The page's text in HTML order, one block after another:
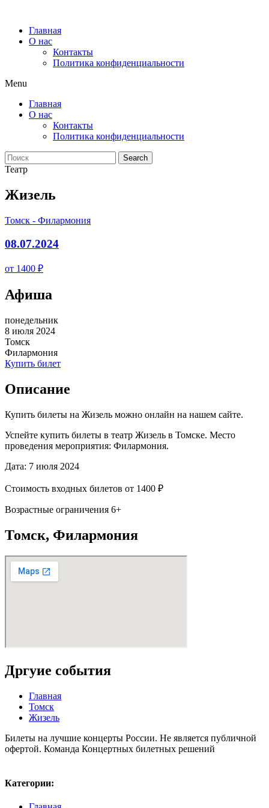
Главная
О нас
Контакты
Политика конфиденциальности
Menu
Главная
О нас
Контакты
Политика конфиденциальности
Search
Театр
Жизель
Томск - Филармония
08.07.2024
от 1400 ₽
Афиша
понедельник
8 июля 2024
Томск
Филармония
Купить билет
Описание
Купить билеты на Жизель можно онлайн на нашем сайте.
Успейте купить билеты в театр Жизель в Томске. Место
проведения мероприятия: Филармония.
Дата: 7 июля 2024
Стоимость входных билетов от 1400 ₽
Возрастные ограничения 6+
Томск, Филармония
Дргуие события
Главная
Томск
Жизель
Билеты на лучшие концерты России. Не является публичной
офертой. Команда Концертных билетных решений
Категории: